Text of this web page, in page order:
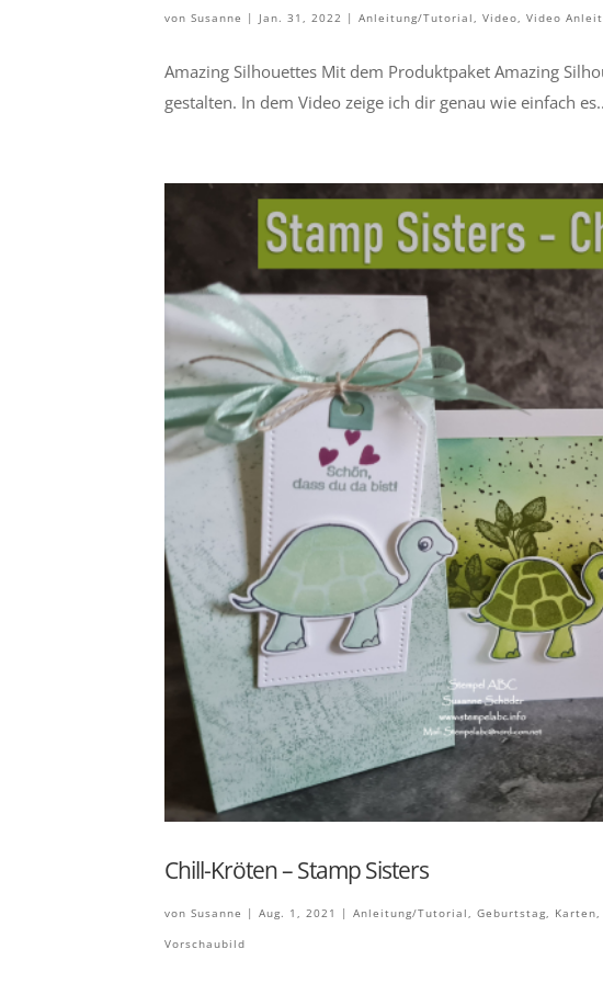
von Susanne | Jan. 31, 2022 | Anleitung/Tutorial, Video, Video
Amazing Silhouettes Mit dem Produktpaket Amazing
gestalten. In dem Video zeige ich dir genau wie einfach
Chill-Kröten – Stamp Sisters
von Susanne | Aug. 1, 2021 | Anleitung/Tutorial Geburtstag Karten
Vorschaubild